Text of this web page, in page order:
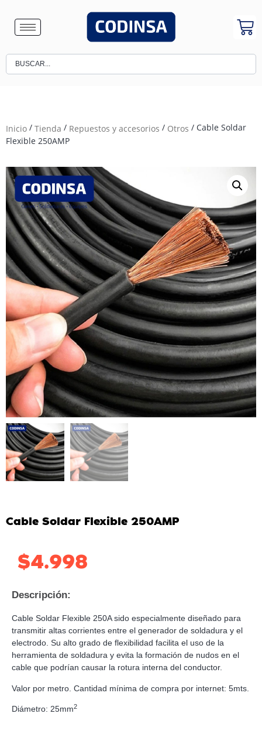
Inicio / Tienda / Repuestos y accesorios / Otros / Cable Soldar
Flexible 250AMP
Cable Soldar Flexible 250AMP
$4.998
Descripción:
Cable Soldar Flexible 250A sido especialmente diseñado para
transmitir altas corrientes entre el generador de soldadura y el
electrodo. Su alto grado de flexibilidad facilita el uso de la
herramienta de soldadura y evita la formación de nudos en el
cable que podrían causar la rotura interna del conductor.
Valor por metro. Cantidad mínima de compra por internet: 5mts.
Diámetro: 25mm2